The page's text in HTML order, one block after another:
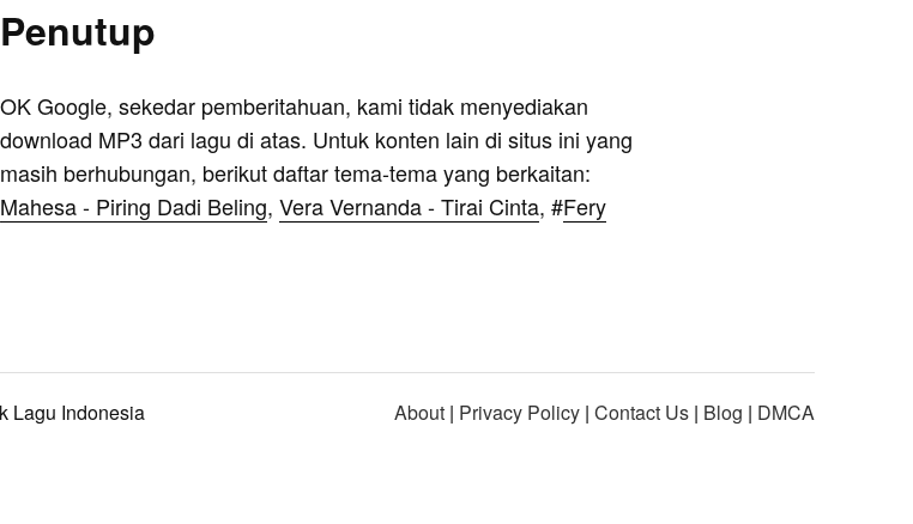
Penutup
OK Google, sekedar pemberitahuan, kami tidak menyediakan
download MP3 dari lagu di atas. Untuk konten lain di situs ini yang
masih berhubungan, berikut daftar tema-tema yang berkaitan:
Mahesa - Piring Dadi Beling, Vera Vernanda - Tirai Cinta, #Fery
Lagu Indonesia About | Privacy Policy | Contact Us | Blog | DMCA